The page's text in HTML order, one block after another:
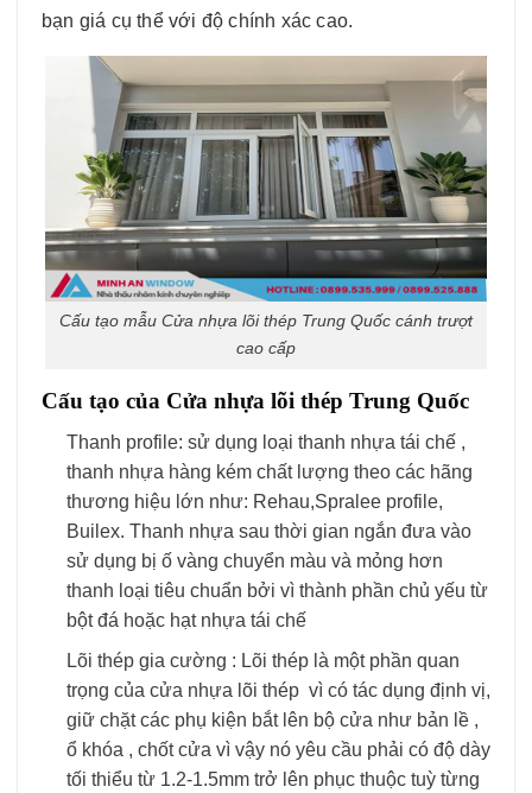
bạn giá cụ thể với độ chính xác cao.
Cấu tạo mẫu Cửa nhựa lõi thép Trung Quốc cánh trượt
cao cấp
Cấu tạo của Cửa nhựa lõi thép Trung Quốc
Thanh profile: sử dụng loại thanh nhựa tái chế ,
thanh nhựa hàng kém chất lượng theo các hãng
thương hiệu lớn như: Rehau,Spralee profile,
Builex. Thanh nhựa sau thời gian ngắn đưa vào
sử dụng bị ố vàng chuyển màu và mỏng hơn
thanh loại tiêu chuẩn bởi vì thành phần chủ yếu từ
bột đá hoặc hạt nhựa tái chế
Lõi thép gia cường : Lõi thép là một phần quan
trọng của cửa nhựa lõi thép vì có tác dụng định vị,
giữ chặt các phụ kiện bắt lên bộ cửa như bản lề ,
ổ khóa , chốt cửa vì vậy nó yêu cầu phải có độ dày
tối thiểu từ 1.2-1.5mm trở lên phục thuộc tuỳ từng